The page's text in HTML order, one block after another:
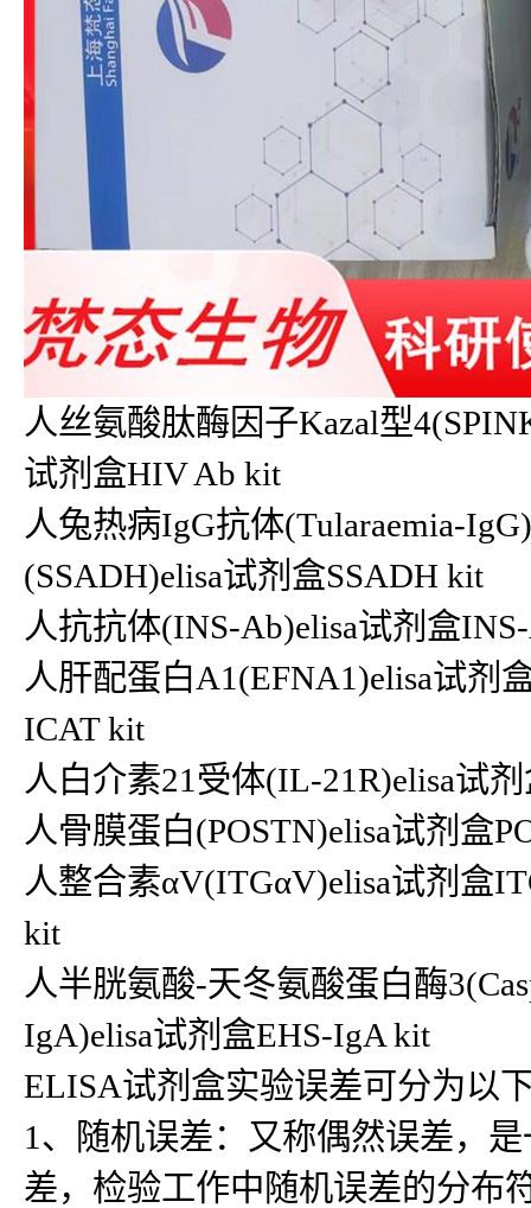
人丝氨酸肽酶因子Kazal型
试剂盒HIV Ab kit
人兔热病IgG抗体(Tularaemia-
(SSADH)elisa试剂盒SSADH kit
人抗抗体(INS-Ab)elisa试剂盒
人肝配蛋白A1(EFNA1)elisa试剂
ICAT kit
人白介素21受体(IL-21R)elisa试
人骨膜蛋白(POSTN)elisa试剂盒
人整合素αV(ITGαV)elisa试剂盒
kit
人半胱氨酸-天冬氨酸蛋白酶
IgA)elisa试剂盒EHS-IgA kit
ELISA试剂盒实验误差可分为以
1、随机误差：又称偶然误差，
差，检验工作中随机误差的分布